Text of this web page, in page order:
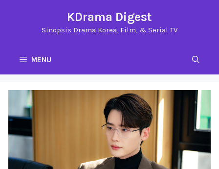
KDrama Digest
Sinopsis Drama Korea, Film, & Serial TV
MENU